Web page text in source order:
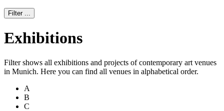
Filter
Exhibitions
Filter shows all exhibitions and projects of contemporary art venues
in Munich. Here you can find all venues in alphabetical order.
A
B
C